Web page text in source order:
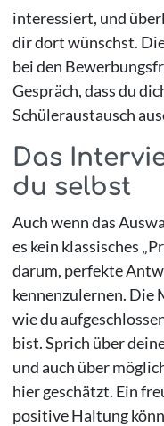
interessiert, und
dir dort wünschst.
bei den
Gespräch, dass du
Schüleraustausch
Das
du selbst
Auch wenn das
es kein klassisches
darum, perfekte
kennenzulernen. Die
wie du
bist. Sprich über
und auch über
hier geschätzt. Ein
positive Haltung